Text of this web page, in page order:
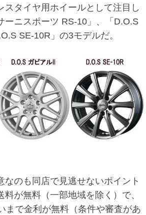
タイヤ用ホイールとして注目し
ーニスポーツ RS-10」、「D.O.S
SE-10R」の3モデルだ。
のも同店で見逃せないポイント
料が無料（一部地域を除く）で、
まで金利が無料（条件や審査があ